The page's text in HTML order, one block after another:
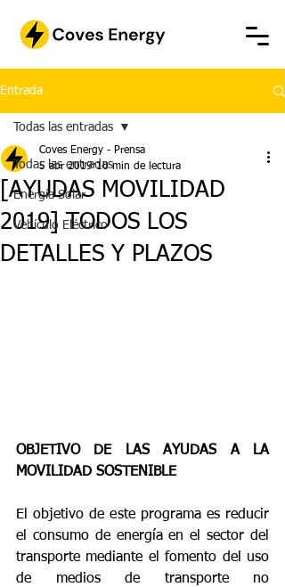
Entrada
Todas las entradas
Energía Solar
Vehículo Eléctrico
Todas las entradas
[AYUDAS MOVILIDAD
2019] TODOS LOS
DETALLES Y PLAZOS
Coves Energy - Prensa
5 abr 2019 10 min de lectura
OBJETIVO DE LAS AYUDAS A LA
MOVILIDAD SOSTENIBLE
El objetivo de este programa es reducir
el consumo de energía en el sector del
transporte mediante el fomento del uso
de medios de transporte no